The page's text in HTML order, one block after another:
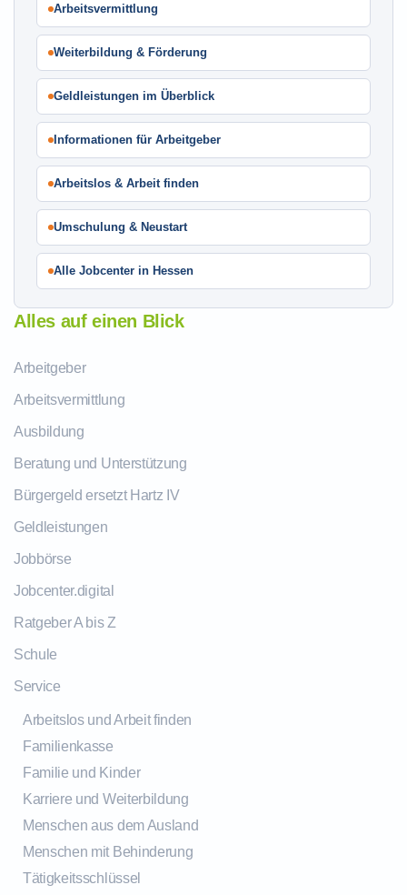
Arbeitsvermittlung
Weiterbildung & Förderung
Geldleistungen im Überblick
Informationen für Arbeitgeber
Arbeitslos & Arbeit finden
Umschulung & Neustart
Alle Jobcenter in Hessen
Alles auf einen Blick
Arbeitgeber
Arbeitsvermittlung
Ausbildung
Beratung und Unterstützung
Bürgergeld ersetzt Hartz IV
Geldleistungen
Jobbörse
Jobcenter.digital
Ratgeber A bis Z
Schule
Service
Arbeitslos und Arbeit finden
Familienkasse
Familie und Kinder
Karriere und Weiterbildung
Menschen aus dem Ausland
Menschen mit Behinderung
Tätigkeitsschlüssel